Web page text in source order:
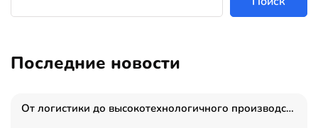
Последние новости
От логистики до высокотехнологичного производства: как основатель “гагаринга” выстраивает экосистему безопасности и гражданских БПЛА